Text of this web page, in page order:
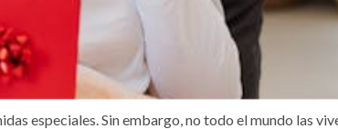
especiales. Sin embargo, no todo el mundo las
ENTRETENIMIENTO